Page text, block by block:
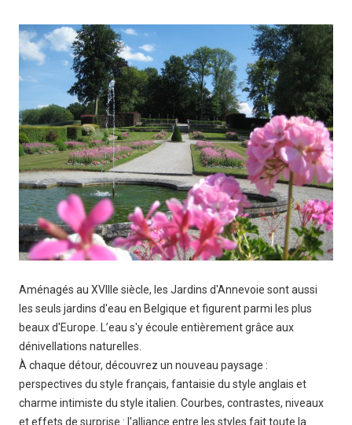
Aménagés au XVIIIe siècle, les Jardins d'Annevoie sont aussi
les seuls jardins d'eau en Belgique et figurent parmi les plus
beaux d'Europe. L’eau s'y écoule entièrement grâce aux
dénivellations naturelles.
À chaque détour, découvrez un nouveau paysage :
perspectives du style français, fantaisie du style anglais et
charme intimiste du style italien. Courbes, contrastes, niveaux
et effets de surprise : l'alliance entre les styles fait toute la